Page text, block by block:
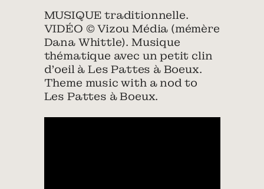
MUSIQUE traditionnelle.
VIDÉO © Vizou Média (mémère
Dana Whittle). Musique
thématique avec un petit clin
d’oeil à Les Pattes à Boeux.
Theme music with a nod to
Les Pattes à Boeux.